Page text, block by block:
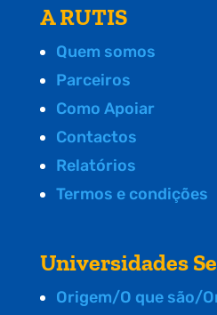
A RUTIS
Quem somos
Parceiros
Como Apoiar
Contactos
Relatórios
Termos e condições
Universidades
Origem/O que são/